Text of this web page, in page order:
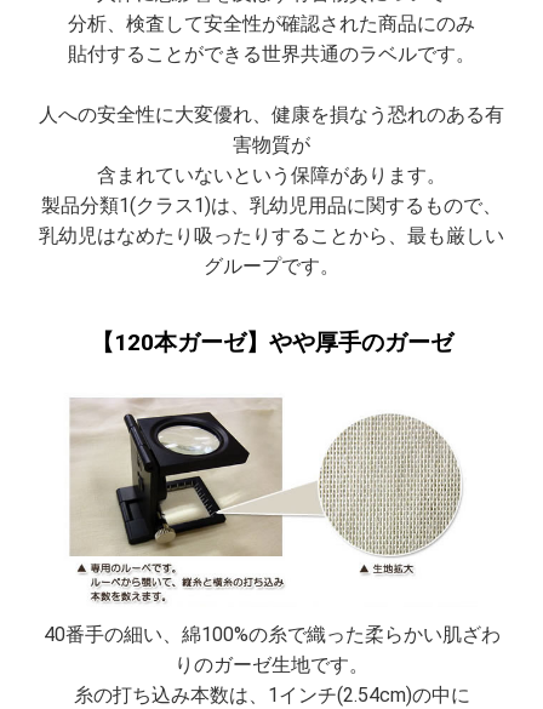
分析、検査して安全性が確認された商品にのみ
貼付することができる世界共通のラベルです。
人への安全性に大変優れ、健康を損なう恐れのある有
害物質が
含まれていないという保障があります。
製品分類1(クラス1)は、乳幼児用品に関するもので、
乳幼児はなめたり吸ったりすることから、最も厳しい
グループです。
【120本ガーゼ】やや厚手のガーゼ
40番手の細い、綿100%の糸で織った柔らかい肌ざわ
りのガーゼ生地です。
糸の打ち込み本数は、1インチ(2.54cm)の中に